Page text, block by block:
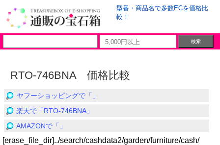
型番・商品名で多数ECを価格比
較！
RTO-746BNA 価格比較
ヤフーショッピングで「」
楽天で「RTO-746BNA」
AMAZONで「」
[erase_file_dir]../search/cashdata2/garden/furniture/cash/